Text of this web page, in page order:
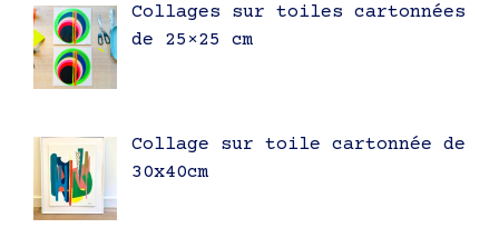
Collages sur toiles cartonnées
de 25×25 cm
Collage sur toile cartonnée de
30x40cm